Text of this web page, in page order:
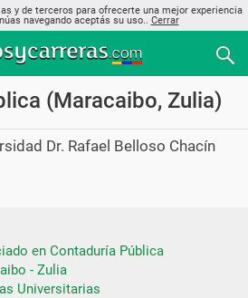
y de terceros para ofrecerte una mejor experiencia
navegando aceptás su uso.. Cerrar
(Maracaibo, Zulia)
Dr. Rafael Belloso Chacín
en Contaduría Pública
- Zulia
Universitarias